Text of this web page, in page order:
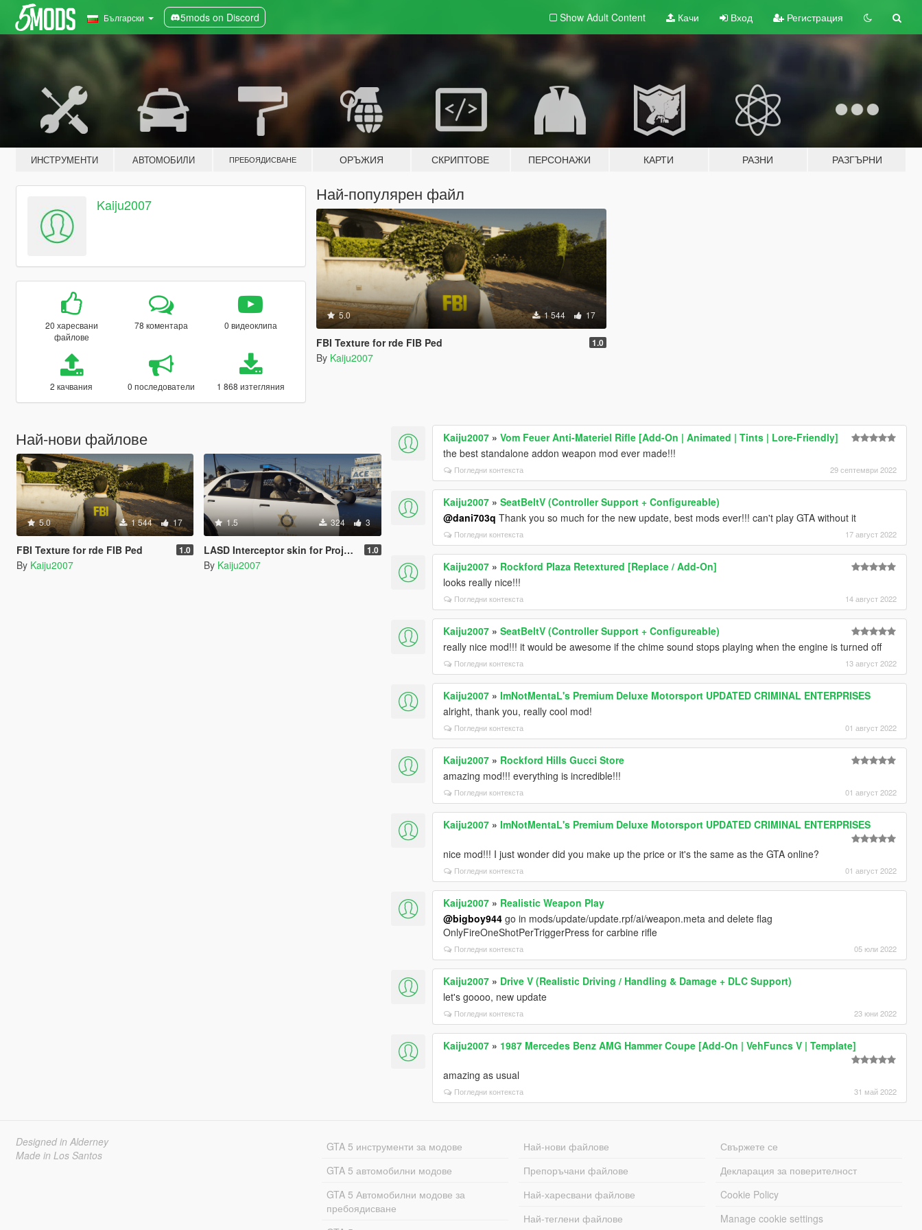
Български 5mods on Discord Show Adult Content Качи Вход Регистрация
ИНСТРУМЕНТИ АВТОМОБИЛИ ПРЕБОЯДИСВАНЕ ОРЪЖИЯ СКРИПТОВЕ ПЕРСОНАЖИ КАРТИ РАЗНИ РАЗГЪРНИ
Kaiju2007
20 харесвани
файлове
78 коментара 0 видеоклипа
2 качвания 0 последователи 1 868 изтегляния
Най-популярен файл
5.0 1 544 17
FBI Texture for rde FIB Ped 1.0
By Kaiju2007
Най-нови файлове
5.0 1 544 17
FBI Texture for rde FIB Ped 1.0
By Kaiju2007
1.5 324 3
LASD Interceptor skin for Project Enhancement V 1.0
By Kaiju2007
Kaiju2007 »Vom Feuer Anti-Materiel Rifle [Add-On | Animated | Tints | Lore-Friendly]
the best standalone addon weapon mod ever made!!!
Погледни контекста 29 септември 2022
Kaiju2007 »SeatBeltV (Controller Support + Configureable)
@dani703q Thank you so much for the new update, best mods ever!!! can't play GTA without it
Погледни контекста 17 август 2022
Kaiju2007 » Rockford Plaza Retextured [Replace / Add-On]
looks really nice!!!
Погледни контекста 14 август 2022
Kaiju2007 »SeatBeltV (Controller Support + Configureable)
really nice mod!!! it would be awesome if the chime sound stops playing when the engine is turned off
Погледни контекста 13 август 2022
Kaiju2007 »ImNotMentaL's Premium Deluxe Motorsport UPDATED CRIMINAL ENTERPRISES
alright, thank you, really cool mod!
Погледни контекста 01 август 2022
Kaiju2007 » Rockford Hills Gucci Store
amazing mod!!! everything is incredible!!!
Погледни контекста 01 август 2022
Kaiju2007 »ImNotMentaL's Premium Deluxe Motorsport UPDATED CRIMINAL ENTERPRISES
nice mod!!! I just wonder did you make up the price or it's the same as the GTA online?
Погледни контекста 01 август 2022
Kaiju2007 » Realistic Weapon Play
@bigboy944 go in mods/update/update.rpf/ai/weapon.meta and delete flag
OnlyFireOneShotPerTriggerPress for carbine rifle
Погледни контекста 05 юли 2022
Kaiju2007 » Drive V (Realistic Driving / Handling & Damage + DLC Support)
let's goooo, new update
Погледни контекста 23 юни 2022
Kaiju2007 » 1987 Mercedes Benz AMG Hammer Coupe [Add-On | VehFuncs V | Template]
amazing as usual
Погледни контекста 31 май 2022
Designed in Alderney
Made in Los Santos
GTA 5 инструменти за модове
GTA 5 автомобилни модове
GTA 5 Автомобилни модове за
пребоядисване
Най-нови файлове
Препоръчани файлове
Най-харесвани файлове
Най-теглени файлове
Свържете се
Декларация за поверителност
Cookie Policy
Manage cookie settings